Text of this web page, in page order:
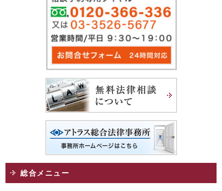
総合メニュー